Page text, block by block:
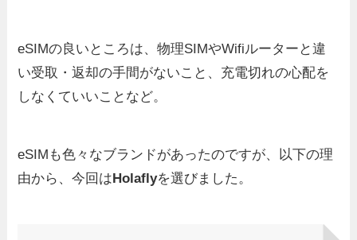
eSIMの良いところは、物理SIMやWifiルーターと違
い受取・返却の手間がないこと、充電切れの心配を
しなくていいことなど。
eSIMも色々なブランドがあったのですが、以下の理
由から、今回はHolaflyを選びました。